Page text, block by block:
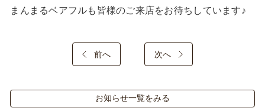
まんまるベアフルも皆様のご来店をお待ちしています♪
前へ 次へ
お知らせ一覧をみる